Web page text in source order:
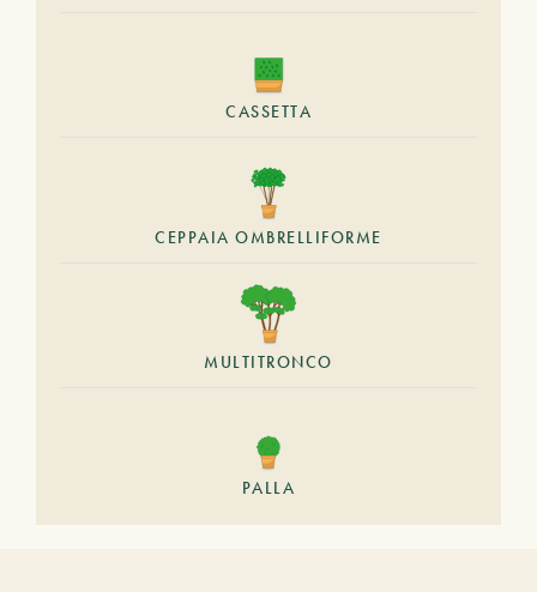
CASSETTA
CEPPAIA OMBRELLIFORME
MULTITRONCO
PALLA